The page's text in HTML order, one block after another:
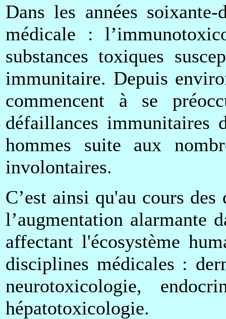
Dans les années
médicale :
substances toxiques
immunitaire. Depuis
commencent à se
défaillances immunitaires
hommes suite aux
involontaires.
C’est ainsi qu'au cours des
l’augmentation alarmante
affectant l'écosystème
disciplines médicales :
neurotoxicologie,
hépatotoxicologie.